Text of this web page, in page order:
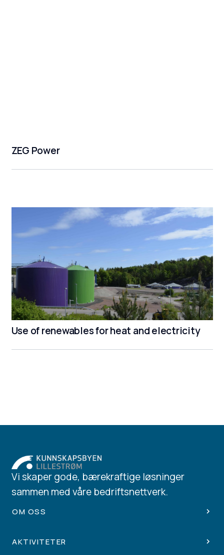
ZEG Power
Use of renewables for heat and electricity
Vi skaper gode, bærekraftige løsninger
sammen med våre bedriftsnettverk.
OM OSS
AKTIVITETER